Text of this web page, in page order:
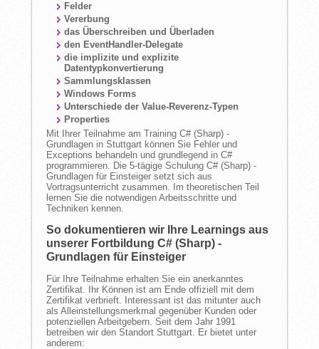
Felder
Vererbung
das Überschreiben und Überladen
den EventHandler-Delegate
die implizite und explizite
Datentypkonvertierung
Sammlungsklassen
Windows Forms
Unterschiede der Value-Reverenz-Typen
Properties
Mit Ihrer Teilnahme am Training C# (Sharp) -
Grundlagen in Stuttgart können Sie Fehler und
Exceptions behandeln und grundlegend in C#
programmieren. Die 5-tägige Schulung C# (Sharp) -
Grundlagen für Einsteiger setzt sich aus
Vortragsunterricht zusammen. Im theoretischen Teil
lernen Sie die notwendigen Arbeitsschritte und
Techniken kennen.
So dokumentieren wir Ihre Learnings aus
unserer Fortbildung C# (Sharp) -
Grundlagen für Einsteiger
Für Ihre Teilnahme erhalten Sie ein anerkanntes
Zertifikat. Ihr Können ist am Ende offiziell mit dem
Zertifikat verbrieft. Interessant ist das mitunter auch
als Alleinstellungsmerkmal gegenüber Kunden oder
potenziellen Arbeitgebern. Seit dem Jahr 1991
betreiben wir den Standort Stuttgart. Er bietet unter
anderem: